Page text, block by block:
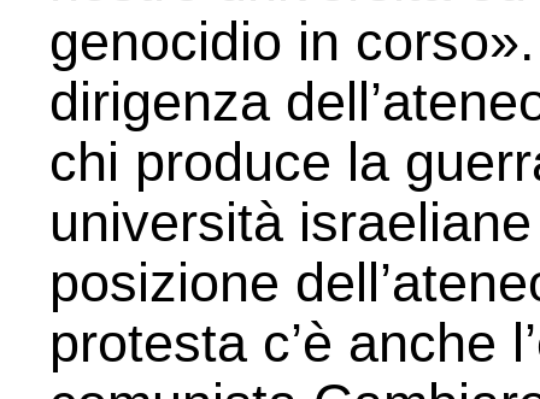
genocidio in
dirigenza
chi produce la
università
posizione
protesta c’è anche